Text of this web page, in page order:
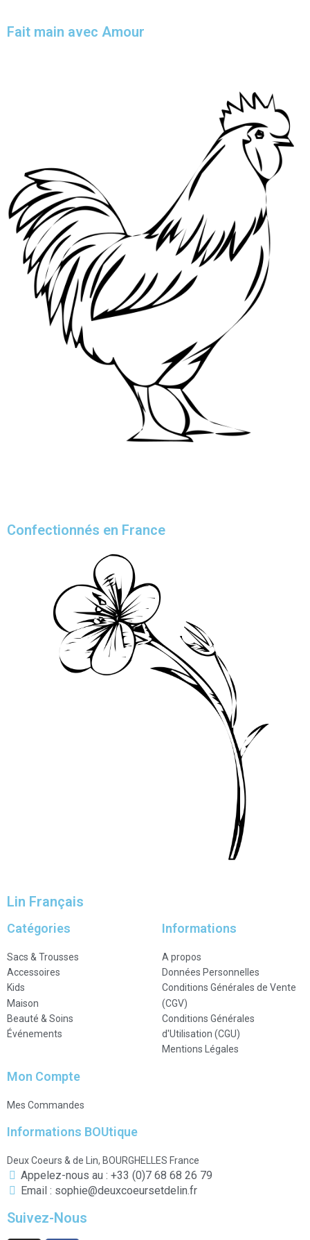
Fait main avec Amour
Confectionnés en France
Lin Français
Catégories
Sacs & Trousses
Accessoires
Kids
Maison
Beauté & Soins
Événements
Informations
A propos
Données Personnelles
Conditions Générales de Vente
(CGV)
Conditions Générales
d'Utilisation (CGU)
Mentions Légales
Mon Compte
Mes Commandes
Informations BOUtique
Deux Coeurs & de Lin, BOURGHELLES France
Appelez-nous au : +33 (0)7 68 68 26 79
Email : sophie@deuxcoeursetdelin.fr
Suivez-Nous